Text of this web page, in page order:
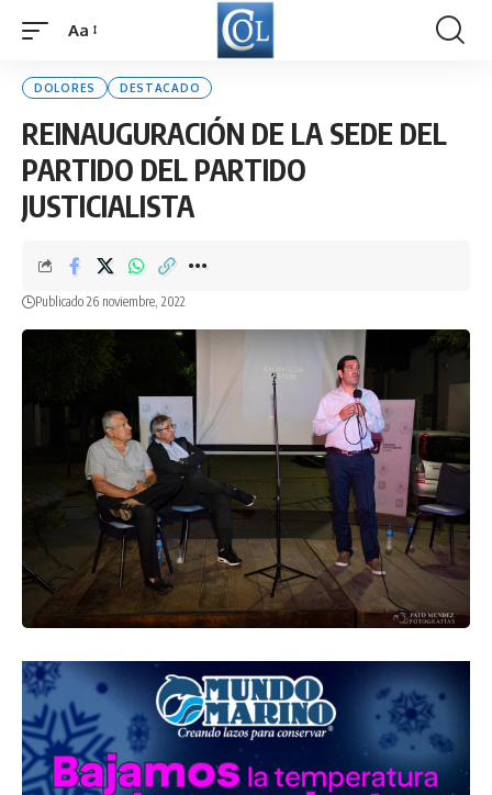
Font
Aa
DOLORES DESTACADO
REINAUGURACIÓN DE LA SEDE DEL
PARTIDO DEL PARTIDO
JUSTICIALISTA
Publicado 26 noviembre, 2022